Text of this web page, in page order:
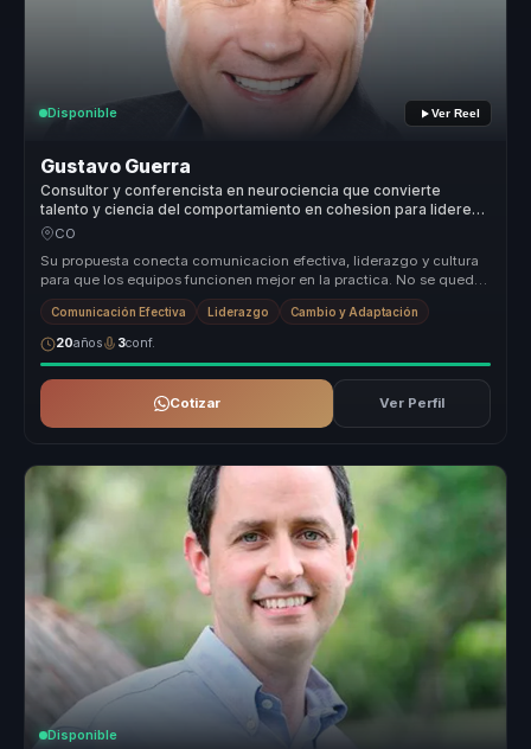
Disponible Ver Reel
Gustavo Guerra
Consultor y conferencista en neurociencia que convierte
talento y ciencia del comportamiento en cohesion para lideres
y equipos.
CO
Su propuesta conecta comunicacion efectiva, liderazgo y cultura
para que los equipos funcionen mejor en la practica. No se queda
en tecni...
Comunicación Efectiva Liderazgo Cambio y Adaptación
20años 3conf.
Cotizar Ver Perfil
Disponible